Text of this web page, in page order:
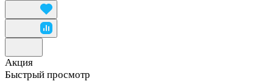
Акция
Быстрый просмотр